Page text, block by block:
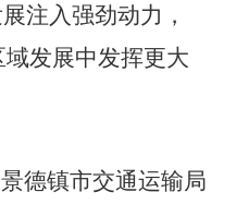
注入强劲动力，
发展中发挥更大
德镇市交通运输局